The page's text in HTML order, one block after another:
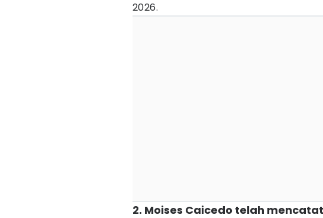
2026.
2. Moises Caicedo telah